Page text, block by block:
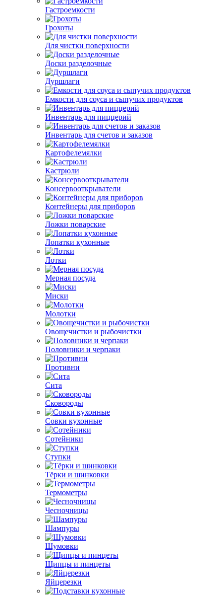
Гастроемкости
Грохоты
Для чистки поверхности
Доски разделочные
Дуршлаги
Емкости для соуса и сыпучих продуктов
Инвентарь для пиццерий
Инвентарь для счетов и заказов
Картофелемялки
Кастрюли
Консервооткрыватели
Контейнеры для приборов
Ложки поварские
Лопатки кухонные
Лотки
Мерная посуда
Миски
Молотки
Овощечистки и рыбочистки
Половники и черпаки
Противни
Сита
Сковороды
Совки кухонные
Сотейники
Ступки
Тёрки и шинковки
Термометры
Чесночницы
Шампуры
Шумовки
Щипцы и пинцеты
Яйцерезки